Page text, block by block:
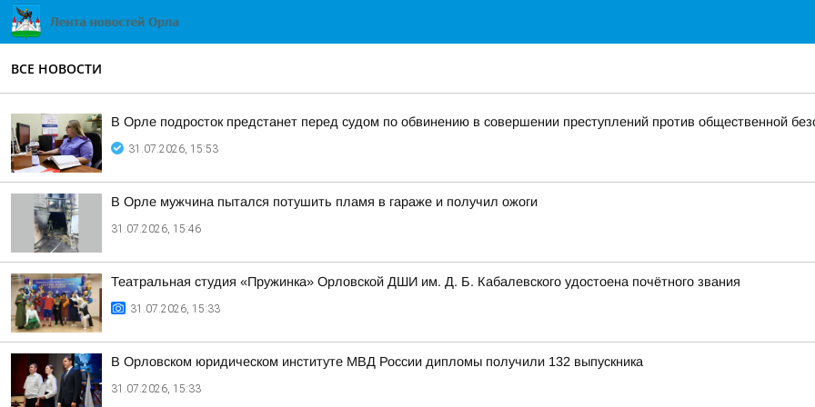
ВСЕ НОВОСТИ
В Орле подросток предстанет перед судом по обвинению в совершении преступлений против общественной
31.07.2026, 15:53
В Орле мужчина пытался потушить пламя в гараже и получил ожоги
31.07.2026, 15:46
Театральная студия «Пружинка» Орловской ДШИ им. Д. Б. Кабалевского удостоена почётного звания
31.07.2026, 15:33
В Орловском юридическом институте МВД России дипломы получили 132 выпускника
31.07.2026, 15:33